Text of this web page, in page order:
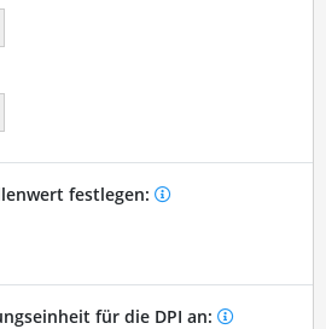
festlegen:
für die DPI an: